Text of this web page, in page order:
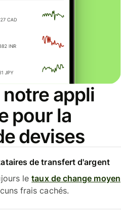
appli
pour la
devises
de transfert d'argent
letaux de change moyen
frais cachés.